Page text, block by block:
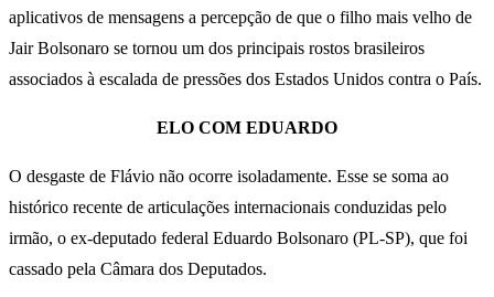
aplicativos de mensagens a percepção de que o filho mais velho de
Jair Bolsonaro se tornou um dos principais rostos brasileiros
associados à escalada de pressões dos Estados Unidos contra o País.
ELO COM EDUARDO
O desgaste de Flávio não ocorre isoladamente. Esse se soma ao
histórico recente de articulações internacionais conduzidas pelo
irmão, o ex-deputado federal Eduardo Bolsonaro (PL-SP), que foi
cassado pela Câmara dos Deputados.